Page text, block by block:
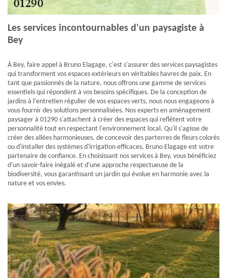
Les services incontournables d'un paysagiste à
Bey
À Bey, faire appel à Bruno Elagage, c'est s'assurer des services paysagistes
qui transforment vos espaces extérieurs en véritables havres de paix. En
tant que passionnés de la nature, nous offrons une gamme de services
essentiels qui répondent à vos besoins spécifiques. De la conception de
jardins à l'entretien régulier de vos espaces verts, nous nous engageons à
vous fournir des solutions personnalisées. Nos experts en aménagement
paysager à 01290 s'attachent à créer des espaces qui reflètent votre
personnalité tout en respectant l'environnement local. Qu'il s'agisse de
créer des allées harmonieuses, de concevoir des parterres de fleurs colorés
ou d'installer des systèmes d'irrigation efficaces, Bruno Elagage est votre
partenaire de confiance. En choisissant nos services à Bey, vous bénéficiez
d'un savoir-faire inégalé et d'une approche respectueuse de la
biodiversité, vous garantissant un jardin qui évolue en harmonie avec la
nature et vos envies.